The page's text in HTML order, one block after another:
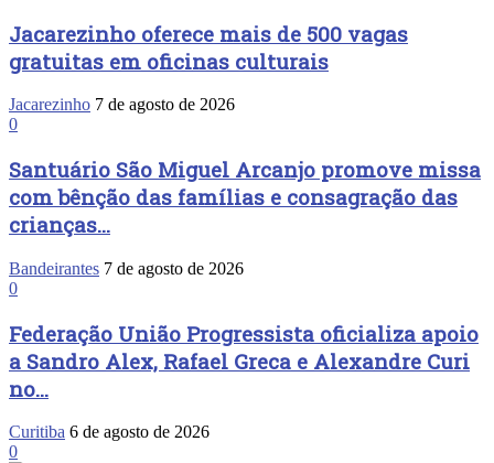
Jacarezinho oferece mais de 500 vagas
gratuitas em oficinas culturais
Jacarezinho 7 de agosto de 2026
0
Santuário São Miguel Arcanjo promove missa
com bênção das famílias e consagração das
crianças...
Bandeirantes 7 de agosto de 2026
0
Federação União Progressista oficializa apoio
a Sandro Alex, Rafael Greca e Alexandre Curi
no...
Curitiba 6 de agosto de 2026
0